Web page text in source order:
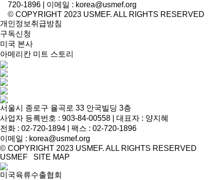
720-1896 | 이메일 : korea@usmef.org
© COPYRIGHT 2023 USMEF. ALL RIGHTS RESERVED
개인정보취급방침
구독신청
미국 본사
아메리칸 미트 스토리
서울시 종로구 율곡로 33 안국빌딩 3층
사업자 등록번호 : 903-84-00558 | 대표자 : 양지혜
전화 : 02-720-1894 | 팩스 : 02-720-1896
이메일 : korea@usmef.org
© COPYRIGHT 2023 USMEF. ALL RIGHTS RESERVED
USMEF SITE MAP
미국육류수출협회